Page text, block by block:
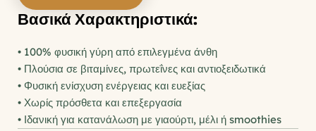
Βασικά Χαρακτηριστικά:
• 100% φυσική γύρη από επιλεγμένα άνθη
• Πλούσια σε βιταμίνες, πρωτεΐνες και αντιοξειδωτικά
• Φυσική ενίσχυση ενέργειας και ευεξίας
• Χωρίς πρόσθετα και επεξεργασία
• Ιδανική για κατανάλωση με γιαούρτι, μέλι ή smoothies